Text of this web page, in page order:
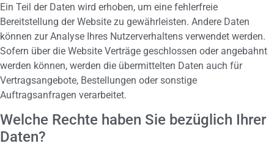
Ein Teil der Daten wird erhoben, um eine fehlerfreie
Bereitstellung der Website zu gewährleisten. Andere Daten
können zur Analyse Ihres Nutzerverhaltens verwendet werden.
Sofern über die Website Verträge geschlossen oder angebahnt
werden können, werden die übermittelten Daten auch für
Vertragsangebote, Bestellungen oder sonstige
Auftragsanfragen verarbeitet.
Welche Rechte haben Sie bezüglich Ihrer
Daten?